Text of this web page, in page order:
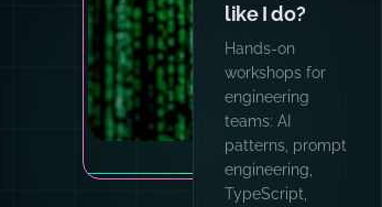
Photo by
like I do?
Hands-on
workshops for
engineering
teams: AI
patterns, prompt
engineering,
TypeScript,